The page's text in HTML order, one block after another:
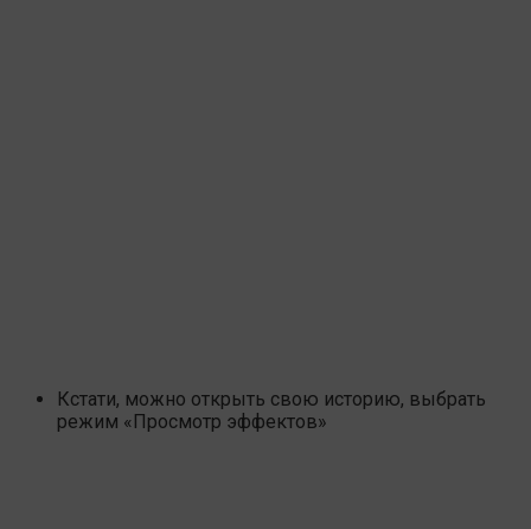
Кстати, можно открыть свою историю, выбрать
режим «Просмотр эффектов»